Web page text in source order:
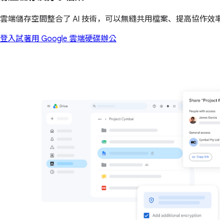
雲端儲存空間整合了 AI 技術，可以無縫共用檔案、提高協作效
登入試著用 Google 雲端硬碟辦公